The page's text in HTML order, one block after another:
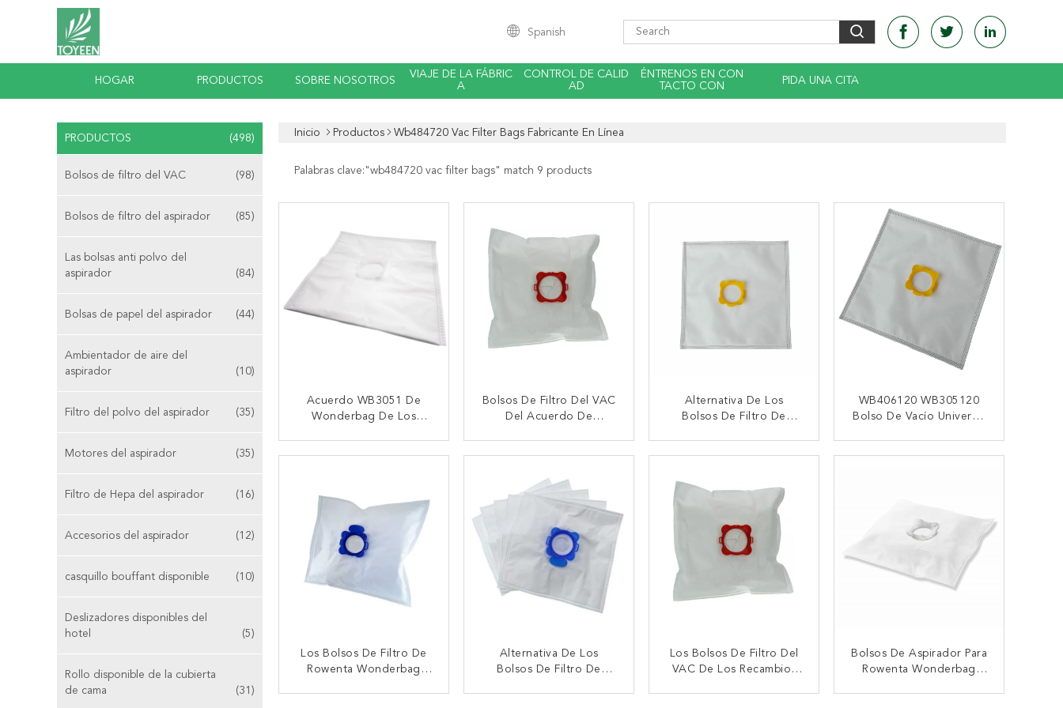
Spanish
HOGAR PRODUCTOS SOBRE NOSOTROS
VIAJE DE LA FÁBRIC
A
CONTROL DE CALID
AD
ÉNTRENOS EN CON
TACTO CON
PIDA UNA CITA
PRODUCTOS (498)
Bolsos de filtro del VAC (98)
Bolsos de filtro del aspirador (85)
Las bolsas anti polvo del
aspirador
(84)
Bolsas de papel del aspirador (44)
Ambientador de aire del
aspirador
(10)
Filtro del polvo del aspirador (35)
Motores del aspirador (35)
Filtro de Hepa del aspirador (16)
Accesorios del aspirador (12)
casquillo bouffant disponible (10)
Deslizadores disponibles del
hotel
(5)
Rollo disponible de la cubierta
de cama
(31)
Inicio Productos Wb484720 Vac Filter Bags Fabricante En Línea
Palabras clave:"wb484720 vac filter bags" match 9 products
Acuerdo WB3051 De
Wonderbag De Los
CONTACTAR AHORA
Bolsos De Filtro Del VAC
Del Acuerdo De
CONTACTAR AHORA
Alternativa De Los
Bolsos De Filtro De
CONTACTAR AHORA
WB406120 WB305120
Bolso De Vacío Universal
CONTACTAR AHORA
Los Bolsos De Filtro De
Rowenta Wonderbag
Alternativa De Los
Bolsos De Filtro De
Los Bolsos De Filtro Del
VAC De Los Recambios
Bolsos De Aspirador Para
Rowenta Wonderbag